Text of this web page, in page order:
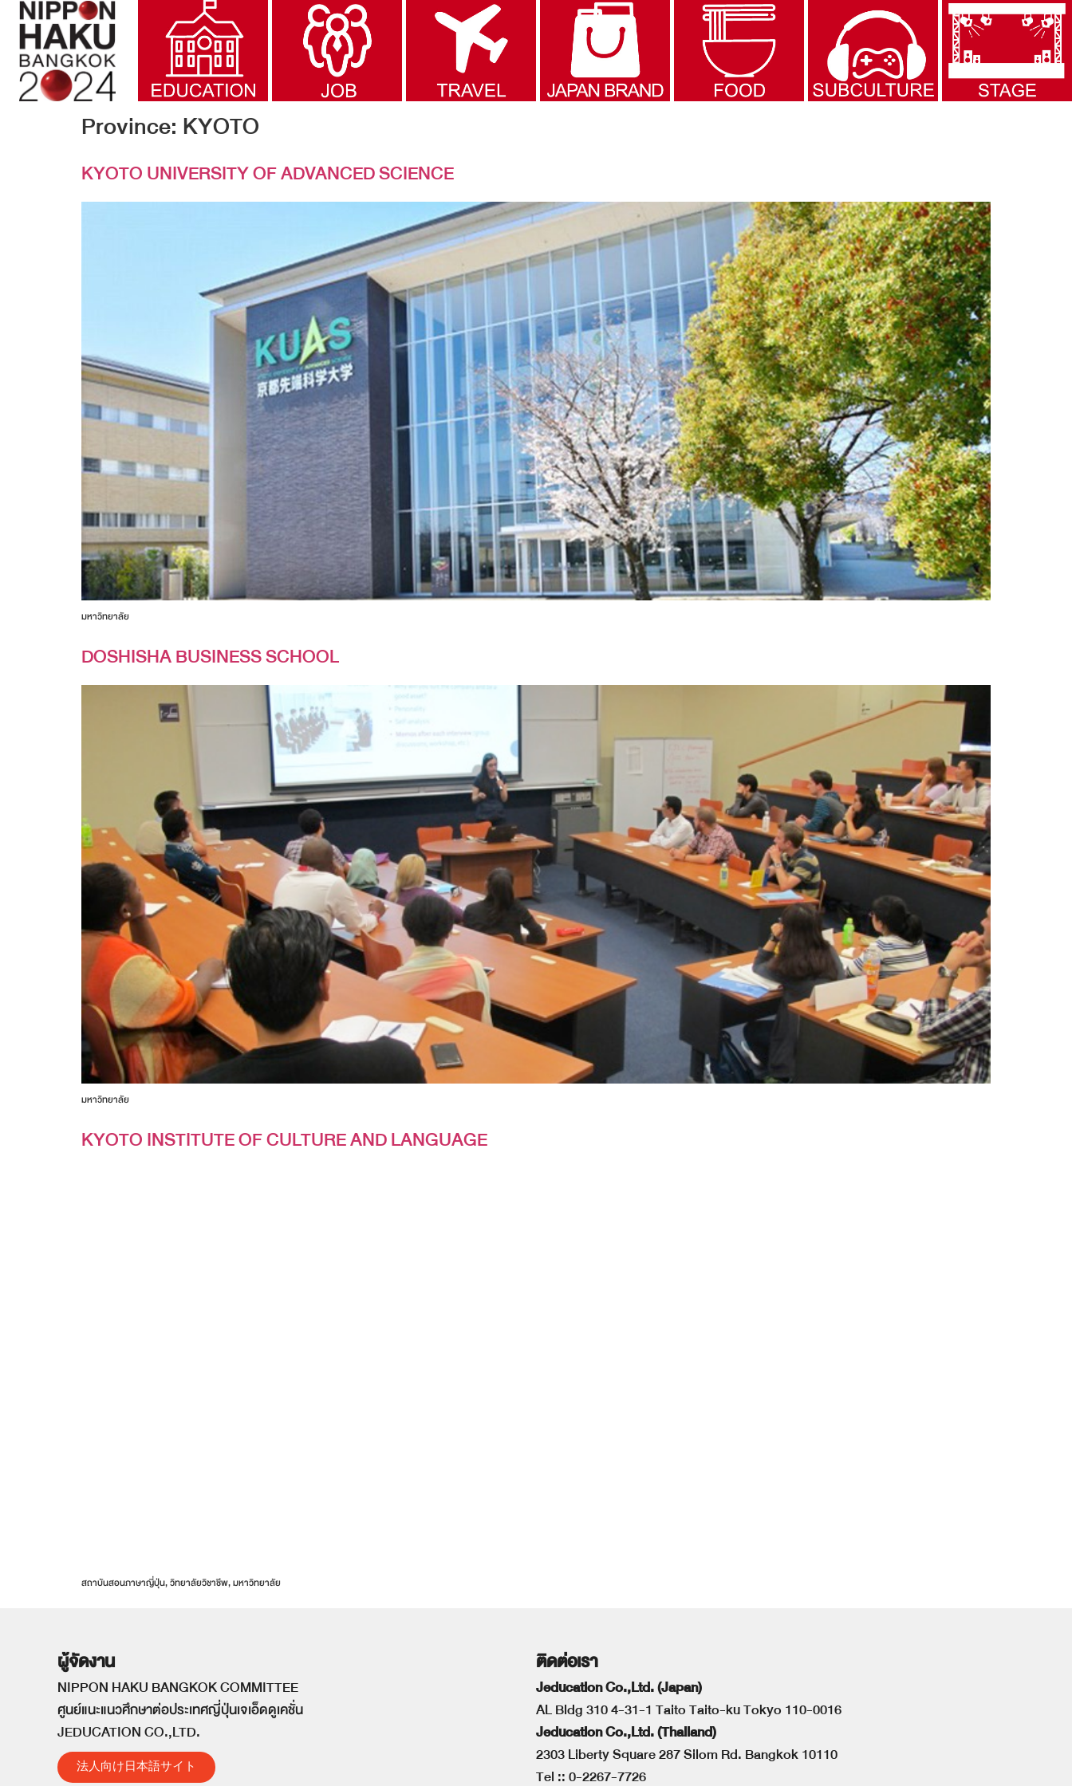
Province: KYOTO
KYOTO UNIVERSITY OF ADVANCED SCIENCE
มหาวิทยาลัย
DOSHISHA BUSINESS SCHOOL
มหาวิทยาลัย
KYOTO INSTITUTE OF CULTURE AND LANGUAGE
สถาบันสอนภาษาญี่ปุ่น, วิทยาลัยวิชาชีพ, มหาวิทยาลัย
ผู้จัดงาน
NIPPON HAKU BANGKOK COMMITTEE
ศูนย์แนะแนวศึกษาต่อประเทศญี่ปุ่นเจเอ็ดดูเคชั่น
JEDUCATION CO.,LTD.
法人向け日本語サイト
ติดต่อเรา
Jeducation Co.,Ltd. (Japan)
AL Bldg 310 4-31-1 Taito Taito-ku Tokyo 110-0016
Jeducation Co.,Ltd. (Thailand)
2303 Liberty Square 287 Silom Rd. Bangkok 10110
Tel ::0-2267-7726